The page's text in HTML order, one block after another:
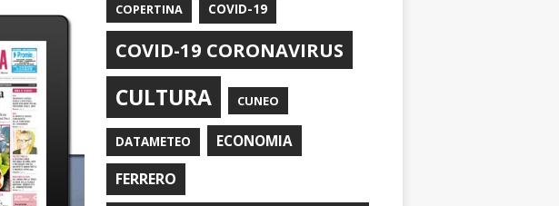
COPERTINA COVID-19
COVID-19 CORONAVIRUS
CULTURA CUNEO
DATAMETEO ECONOMIA
FERRERO